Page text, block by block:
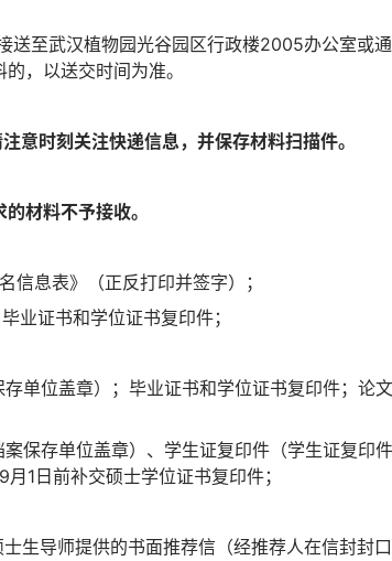
送至武汉植物园光谷园区行政楼2005办公室或
，以送交时间为准。
意时刻关注快递信息，并保存材料扫描件。
材料不予接收。
息表》（正反打印并签字）；
业证书和学位证书复印件；
单位盖章）；毕业证书和学位证书复印件；论
保存单位盖章）、学生证复印件（学生证复印
1日前补交硕士学位证书复印件；
生导师提供的书面推荐信（经推荐人在信封封